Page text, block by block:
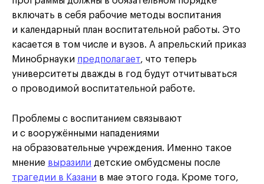
включать в себя рабочие методы воспитания
и календарный план воспитательной работы. Это
касается в том числе и вузов. А апрельский приказ
Минобрнауки предполагает, что теперь
университеты дважды в год будут отчитываться
о проводимой воспитательной работе.
Проблемы с воспитанием связывают
и с вооружёнными нападениями
на образовательные учреждения. Именно такое
мнение выразили детские омбудсмены после
трагедии в Казани в мае этого года. Кроме того,